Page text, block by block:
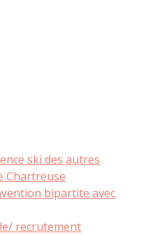
ski des autres
Chartreuse
bipartite avec
recrutement